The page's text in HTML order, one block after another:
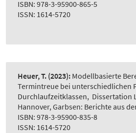
ISBN: 978-3-95900-865-5
ISSN: 1614-5720
Heuer, T. (2023): Modellbasierte
Termintreue bei unterschiedlichen
Durchlaufzeitklassen, Dissertation
Hannover, Garbsen: Berichte aus
ISBN: 978-3-95900-835-8
ISSN: 1614-5720